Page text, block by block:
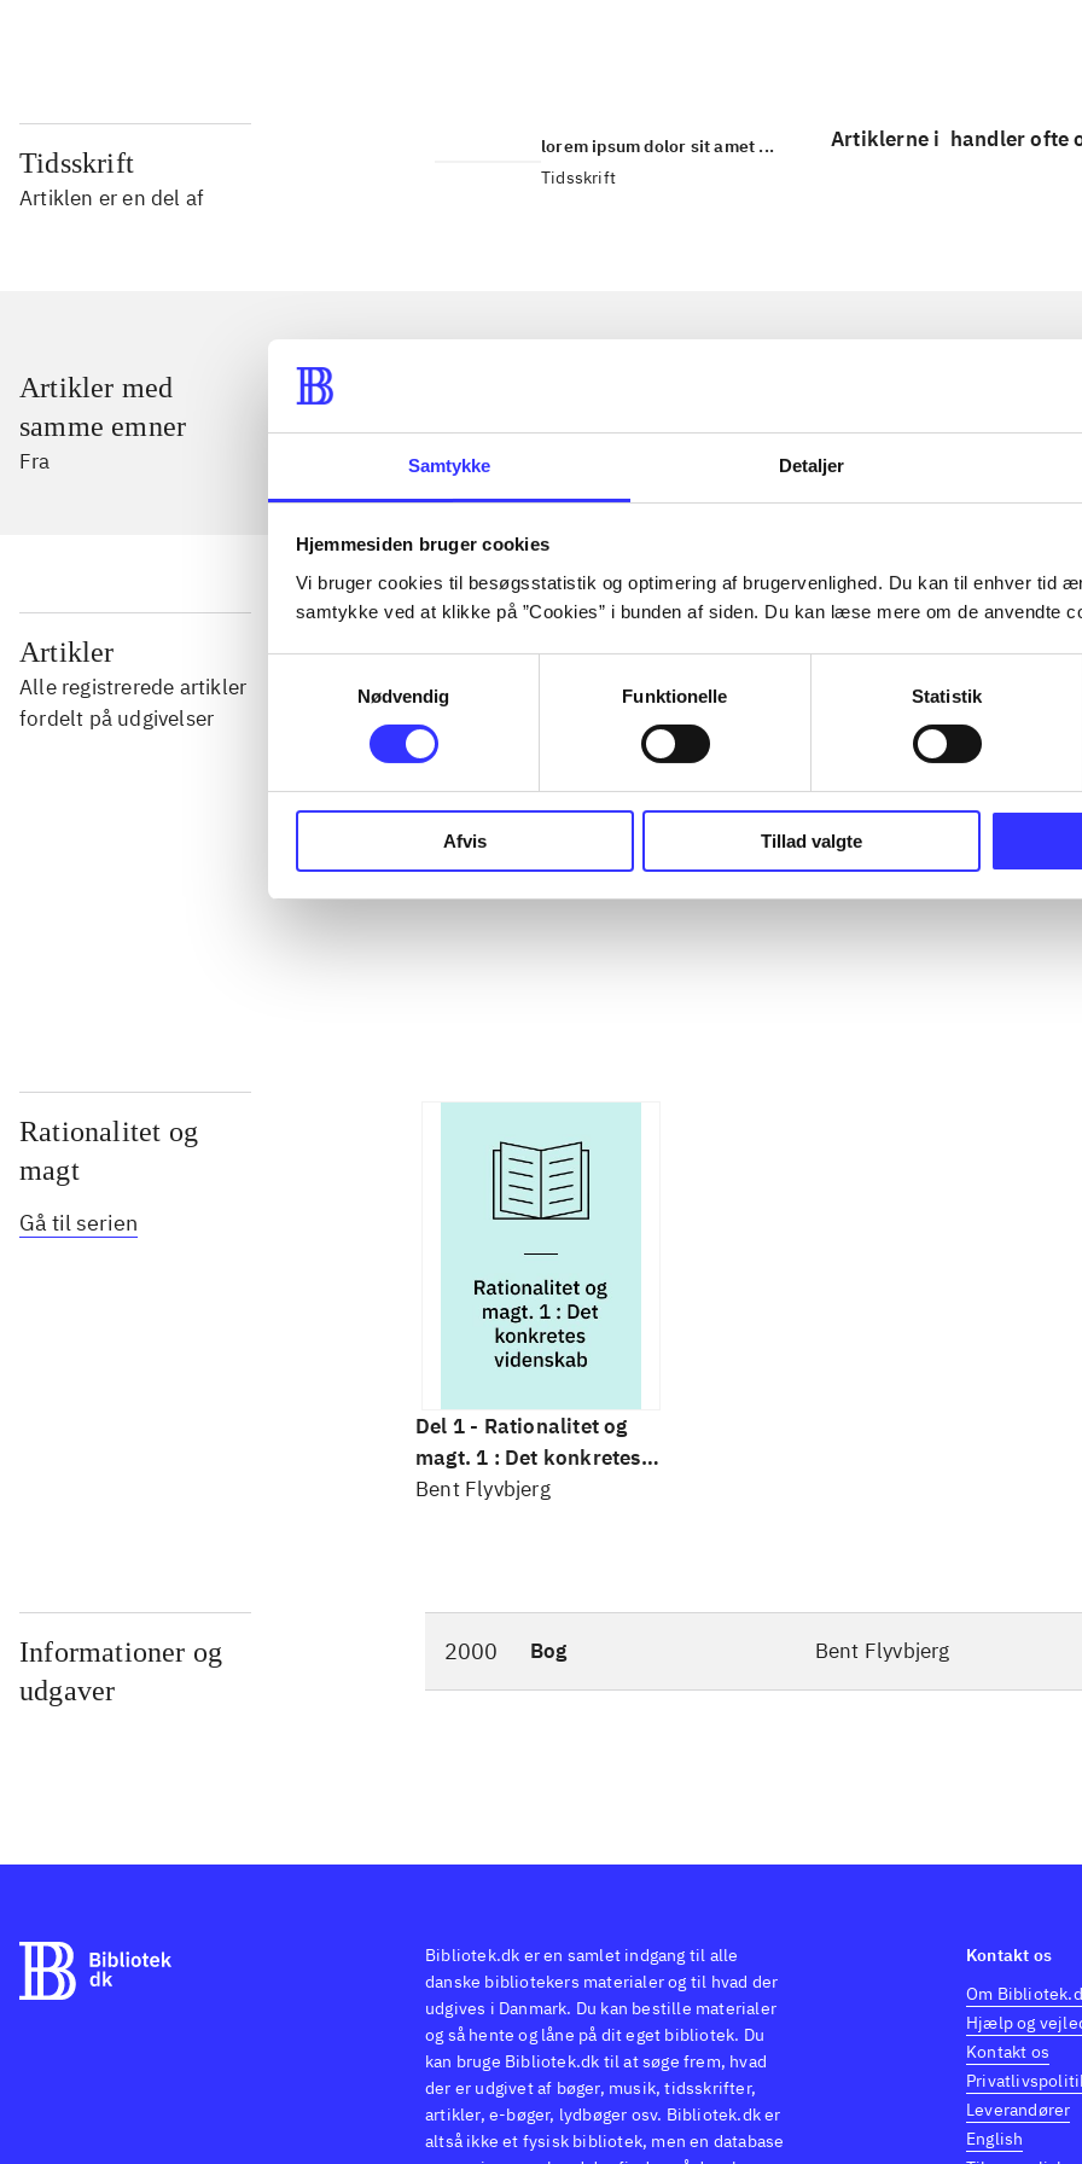
Samtykke Detaljer
Hjemmesiden bruger cookies
Vi bruger cookies til besøgsstatistik og optimering af brugervenlighed. Du kan til enhver tid
samtykke ved at klikke på ”Cookies” i bunden af siden. Du kan læse mere om de anvendte
Nødvendig
Funktionelle Statistik
Afvis Tillad valgte
Tidsskrift
Artiklen er en del af
lorem ipsum dolor sit amet ...
Tidsskrift
Artiklerne i handler ofte
Artikler med
samme emner
Fra
Artikler
Alle registrerede artikler
fordelt på udgivelser
...
...
...
Rationalitet og
magt
Gå til serien
Del 1 - Rationalitet og
magt. 1 : Det konkretes
videnskab
Bent Flyvbjerg
Informationer og
udgaver
2000 Bog Bent Flyvbjerg
Bibliotek.dk er en samlet indgang til alle
danske bibliotekers materialer og til hvad der
udgives i Danmark. Du kan bestille materialer
og så hente og låne på dit eget bibliotek. Du
kan bruge Bibliotek.dk til at søge frem, hvad
der er udgivet af bøger, musik, tidsskrifter,
artikler, e-bøger, lydbøger osv. Bibliotek.dk er
altså ikke et fysisk bibliotek, men en database
Kontakt os
Om
Hjælp og
Kontakt os
Leverandører
English